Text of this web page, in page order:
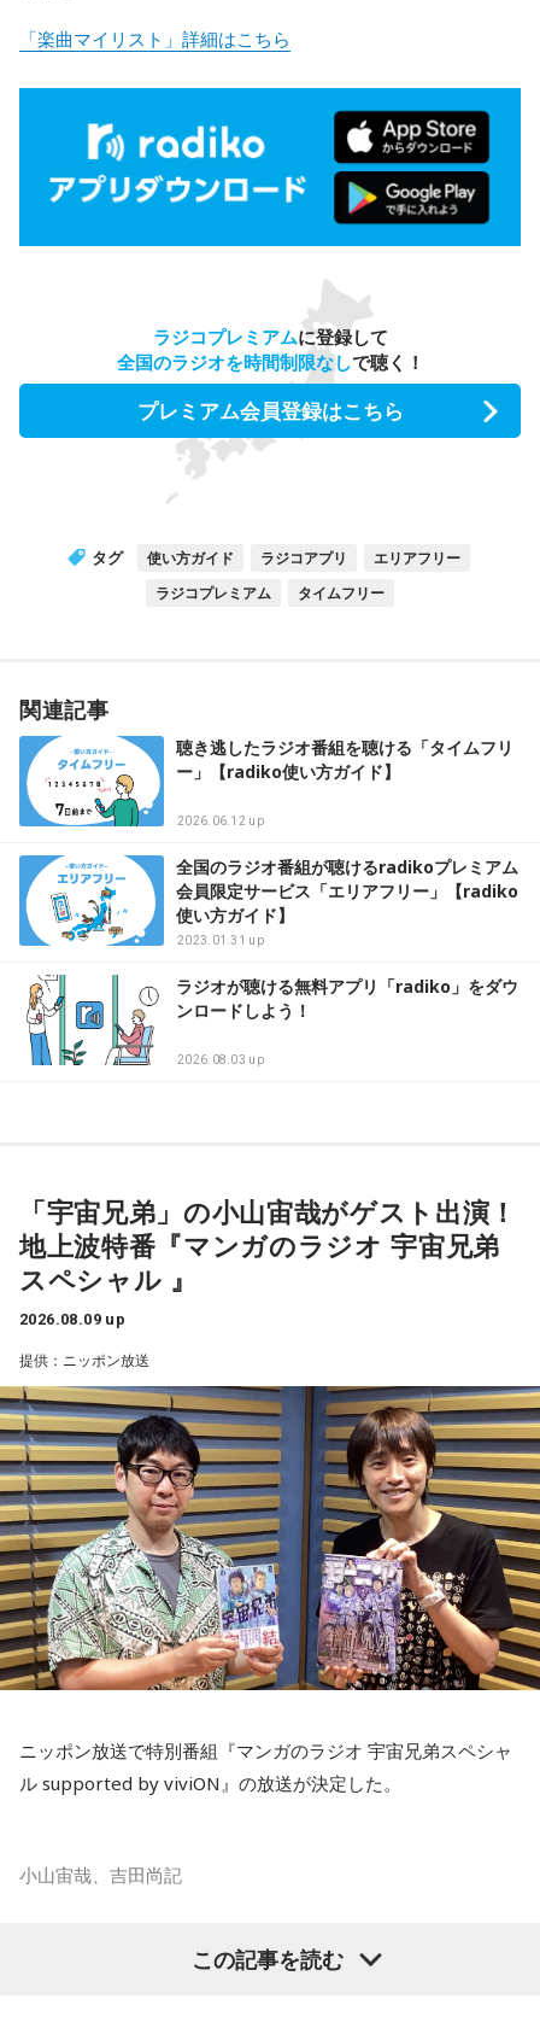
「楽曲マイリスト」詳細はこちら
ラジコプレミアムに登録して
全国のラジオを時間制限なしで聴く！
プレミアム会員登録はこちら
タグ 使い方ガイド ラジコアプリ
エリアフリー
ラジコプレミアム
タイムフリー
関連記事
聴き逃したラジオ番組を聴ける「タイムフリ
ー」【radiko使い方ガイド】
2026.06.12 up
全国のラジオ番組が聴けるradikoプレミアム
会員限定サービス「エリアフリー」【radiko
使い方ガイド】
2023.01.31 up
ラジオが聴ける無料アプリ「radiko」をダウ
ンロードしよう！
2026.08.03 up
「宇宙兄弟」の小山宙哉がゲスト出演！
地上波特番『マンガのラジオ 宇宙兄弟
スペシャル 』
2026.08.09 up
提供：ニッポン放送
ニッポン放送で特別番組『マンガのラジオ 宇宙兄弟スペシャ
ル supported by viviON』の放送が決定した。
小山宙哉、吉田尚記
パーソナリティを務め、漫画にまつわるゲストを迎えるポッ
この記事を読む